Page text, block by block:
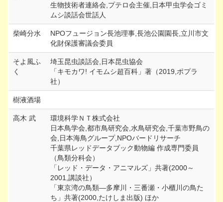
生物技術者連絡会,プテロ会主催,日本甲虫学会ゴミ
ムシ談話会世話人
柴崎分水
NPOフュージョン長池理事,長池公園園長,立川市文
化財保護審議会委員
そよ風ふ
く
埼玉昆虫談話会,日本昆虫協会
「キモカワ! イモムシ超百科」著（2019,ポプラ
社）
樹液酒場
高木 武
環境科学ＮＴ株式会社
日本鳥学会,都市鳥研究会,水鳥研究会,千葉市野鳥の
会,日本海鳥グループ,NPOバードリサーチ
千葉県レッドデータブック動物編 作成専門委員
（鳥類分科会）
「レッド・データ・アニマルズ」共著(2000～
2001,講談社）
「東京湾の鳥類―多摩川・三番瀬・小櫃川の鳥た
ち」共著(2000,たけしま出版) ほか